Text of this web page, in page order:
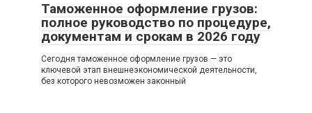
Таможенное оформление грузов:
полное руководство по процедуре,
документам и срокам в 2026 году
Сегодня таможенное оформление грузов — это
ключевой этап внешнеэкономической деятельности,
без которого невозможен законный